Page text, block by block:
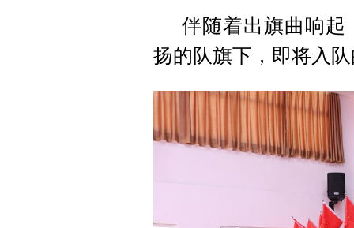
伴随着出旗曲响起
扬的队旗下，即将入